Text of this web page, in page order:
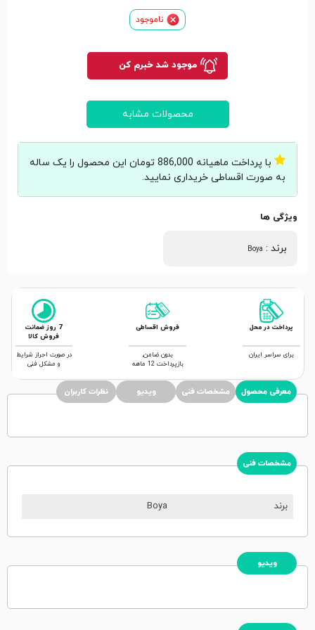
موجود شد خبرم کن
ناموجود
محصولات مشابه
با پرداخت ماهیانه 886,000 تومان این محصول را یک ساله
به صورت اقساطی خریداری نمایید.
ویژگی ها
برند :
Boya
پرداخت در محل
برای سراسر ایران
فروش اقساطی
بدون ضامن,
بازپرداخت 12 ماهه
7 روز ضمانت
فروش کالا
در صورت احراز شرایط
و مشکل فنی
معرفی محصول مشخصات فنی ویدیو نظرات کاربران
مشخصات فنی
برند Boya
ویدیو